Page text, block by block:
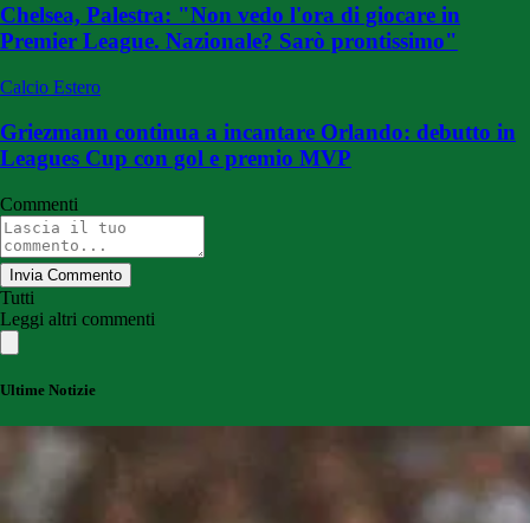
Chelsea, Palestra: "Non vedo l'ora di giocare in
Premier League. Nazionale? Sarò prontissimo"
Calcio Estero
Griezmann continua a incantare Orlando: debutto in
Leagues Cup con gol e premio MVP
Commenti
Invia Commento
Tutti
Leggi altri commenti
Ultime Notizie